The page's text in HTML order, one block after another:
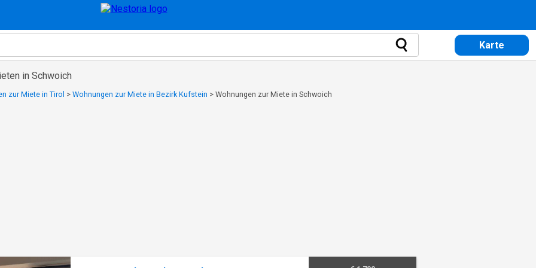
Karte
in Schwoich
zur Miete in Tirol > Wohnungen zur Miete in Bezirk Kufstein > Wohnungen zur Miete in Schwoich